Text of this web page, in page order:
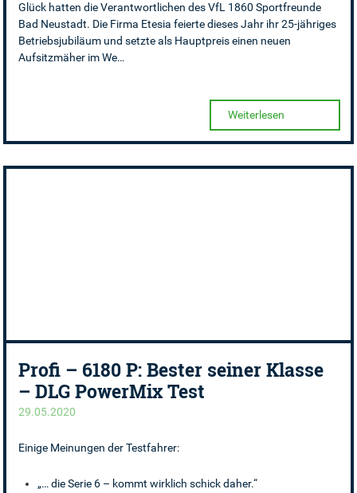
Glück hatten die Verantwortlichen des VfL 1860 Sportfreunde
Bad Neustadt. Die Firma Etesia feierte dieses Jahr ihr 25-jähriges
Betriebsjubiläum und setzte als Hauptpreis einen neuen
Aufsitzmäher im We…
Weiterlesen
29.05.2020
Profi – 6180 P: Bester seiner Klasse
– DLG PowerMix Test
Einige Meinungen der Testfahrer:
„… die Serie 6 – kommt wirklich schick daher.“